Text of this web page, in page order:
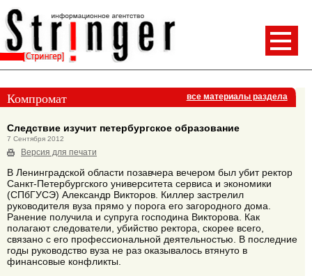
Компромат все материалы раздела
Следствие изучит петербургское образование
7 Сентября 2012
Версия для печати
В Ленинградской области позавчера вечером был убит ректор
Санкт-Петербургского университета сервиса и экономики
(СПбГУСЭ) Александр Викторов. Киллер застрелил
руководителя вуза прямо у порога его загородного дома.
Ранение получила и супруга господина Викторова. Как
полагают следователи, убийство ректора, скорее всего,
связано с его профессиональной деятельностью. В последние
годы руководство вуза не раз оказывалось втянуто в
финансовые конфликты.